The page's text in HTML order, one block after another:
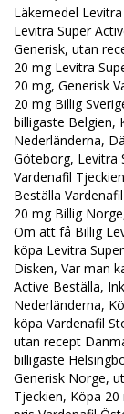
Läkemedel
Levitra Super
Generisk, utan
20 mg Levitra
20 mg, Generisk
20 mg Billig
billigaste Belgien,
Nederländerna,
Göteborg, Levitra
Vardenafil
Beställa
20 mg Billig
Om att få Billig
köpa Levitra
Disken, Var man
Active Beställa,
Nederländerna,
köpa Vardenafil
utan recept
billigaste
Generisk Norge,
Tjeckien, Köpa